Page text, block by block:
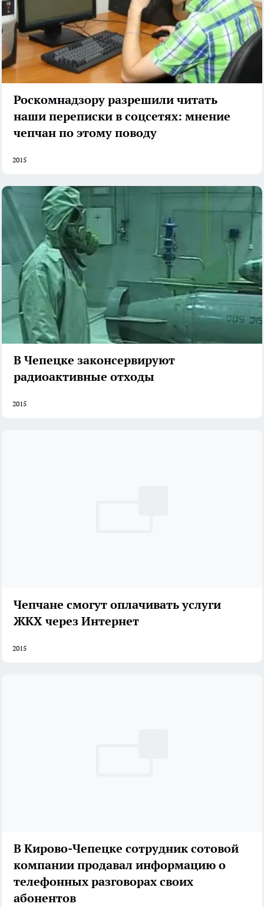
Роскомнадзору разрешили читать
наши переписки в соцсетях: мнение
чепчан по этому поводу
2015
В Чепецке законсервируют
радиоактивные отходы
2015
Чепчане смогут оплачивать услуги
ЖКХ через Интернет
2015
В Кирово-Чепецке сотрудник сотовой
компании продавал информацию о
телефонных разговорах своих
абонентов